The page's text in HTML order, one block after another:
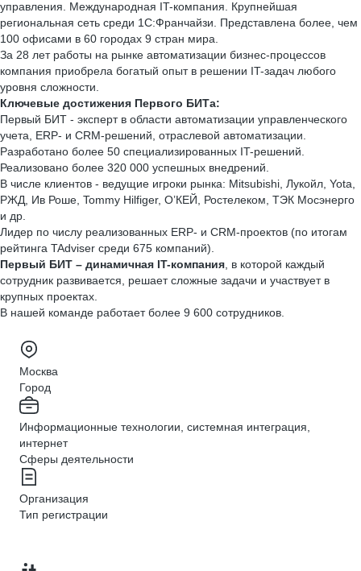
управления. Международная IT-компания. Крупнейшая
региональная сеть среди 1С:Франчайзи. Представлена более, чем
100 офисами в 60 городах 9 стран мира.
За 28 лет работы на рынке автоматизации бизнес-процессов
компания приобрела богатый опыт в решении IT-задач любого
уровня сложности.
Ключевые достижения Первого БИТа:
Первый БИТ - эксперт в области автоматизации управленческого
учета, ERP- и CRM-решений, отраслевой автоматизации.
Разработано более 50 специализированных IT-решений.
Реализовано более 320 000 успешных внедрений.
В числе клиентов - ведущие игроки рынка: Mitsubishi, Лукойл, Yota,
РЖД, Ив Роше, Tommy Hilfiger, О’КЕЙ, Ростелеком, ТЭК Мосэнерго
и др.
Лидер по числу реализованных ERP- и СRМ-проектов (по итогам
рейтинга TAdviser среди 675 компаний).
Первый БИТ – динамичная IT-компания , в которой каждый
сотрудник развивается, решает сложные задачи и участвует в
крупных проектах.
В нашей команде работает более 9 600 сотрудников.
Москва
Город
Информационные технологии, системная интеграция,
интернет
Сферы деятельности
Организация
Тип регистрации